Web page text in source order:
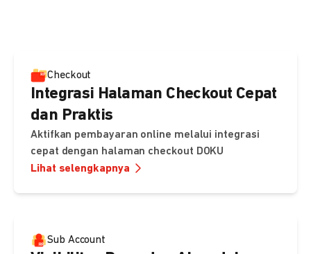
Checkout
Integrasi Halaman Checkout Cepat
dan Praktis
Aktifkan pembayaran online melalui integrasi
cepat dengan halaman checkout DOKU
Lihat selengkapnya
Sub Account